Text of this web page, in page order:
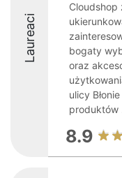
Laureaci
Cloudshop
bogaty
oraz
ulicy
produktów
8.9